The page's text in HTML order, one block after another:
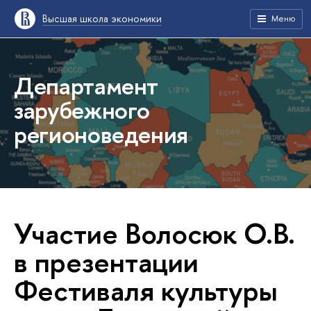
Высшая школа экономики Меню
Департамент
зарубежного
регионоведения
Участие Волосюк О.В.
в презентации
Фестиваля культуры